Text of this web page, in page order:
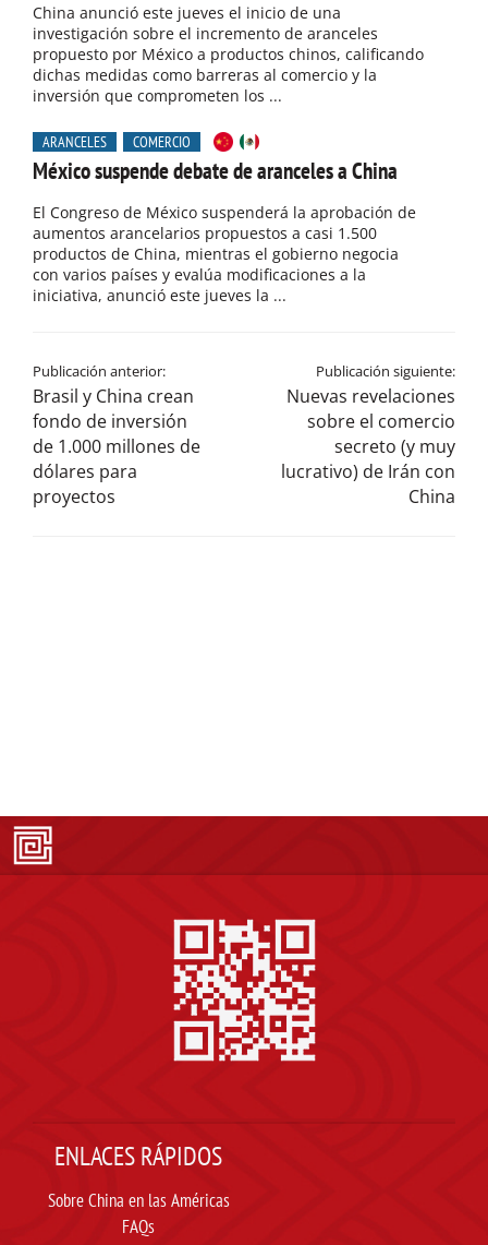
China anunció este jueves el inicio de una
investigación sobre el incremento de aranceles
propuesto por México a productos chinos, calificando
dichas medidas como barreras al comercio y la
inversión que comprometen los ...
ARANCELES COMERCIO
México suspende debate de aranceles a China
El Congreso de México suspenderá la aprobación de
aumentos arancelarios propuestos a casi 1.500
productos de China, mientras el gobierno negocia
con varios países y evalúa modificaciones a la
iniciativa, anunció este jueves la ...
Publicación anterior:
Brasil y China crean
fondo de inversión
de 1.000 millones de
dólares para
proyectos
Publicación siguiente:
Nuevas revelaciones
sobre el comercio
secreto (y muy
lucrativo) de Irán con
China
ENLACES RÁPIDOS
Sobre China en las Américas
FAQs